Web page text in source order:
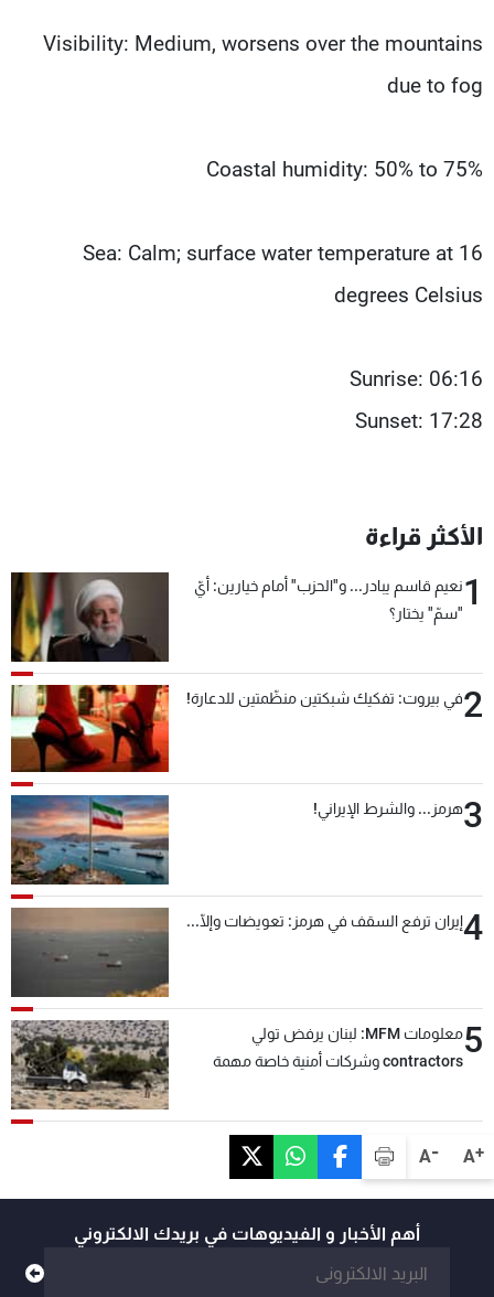
A+
A-
Visibility: Medium, worsens over the mountains
due to fog
Coastal humidity: 50% to 75%
Sea: Calm; surface water temperature at 16
degrees Celsius
Sunrise: 06:16
Sunset: 17:28
الأكثر قراءة
1نعيم قاسم يبادر... و"الحزب" أمام خيارين: أيّ
"سمّ" يختار؟
2في بيروت: تفكيك شبكتين منظّمتين للدعارة!
3هرمز... والشرط الإيراني!
4إيران ترفع السقف في هرمز: تعويضات وإلّا...
5
معلومات MFM: لبنان يرفض تولي
contractors وشركات أمنية خاصة مهمة
أهم الأخبار و الفيديوهات في بريدك الالكتروني